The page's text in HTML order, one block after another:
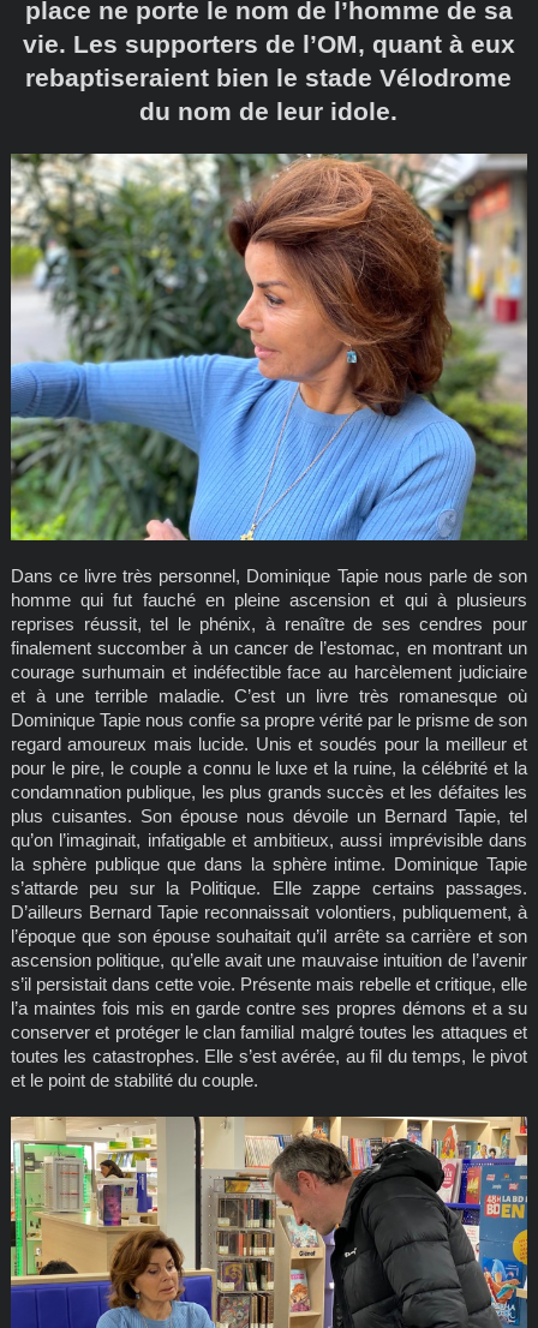
place ne porte le nom de l’homme de sa
vie. Les supporters de l’OM, quant à eux
rebaptiseraient bien le stade Vélodrome
du nom de leur idole.
Dans ce livre très personnel, Dominique Tapie nous parle de son
homme qui fut fauché en pleine ascension et qui à plusieurs
reprises réussit, tel le phénix, à renaître de ses cendres pour
finalement succomber à un cancer de l’estomac, en montrant un
courage surhumain et indéfectible face au harcèlement judiciaire
et à une terrible maladie. C’est un livre très romanesque où
Dominique Tapie nous confie sa propre vérité par le prisme de son
regard amoureux mais lucide. Unis et soudés pour la meilleur et
pour le pire, le couple a connu le luxe et la ruine, la célébrité et la
condamnation publique, les plus grands succès et les défaites les
plus cuisantes. Son épouse nous dévoile un Bernard Tapie, tel
qu’on l’imaginait, infatigable et ambitieux, aussi imprévisible dans
la sphère publique que dans la sphère intime. Dominique Tapie
s’attarde peu sur la Politique. Elle zappe certains passages.
D’ailleurs Bernard Tapie reconnaissait volontiers, publiquement, à
l’époque que son épouse souhaitait qu’il arrête sa carrière et son
ascension politique, qu’elle avait une mauvaise intuition de l’avenir
s’il persistait dans cette voie. Présente mais rebelle et critique, elle
l’a maintes fois mis en garde contre ses propres démons et a su
conserver et protéger le clan familial malgré toutes les attaques et
toutes les catastrophes. Elle s’est avérée, au fil du temps, le pivot
et le point de stabilité du couple.